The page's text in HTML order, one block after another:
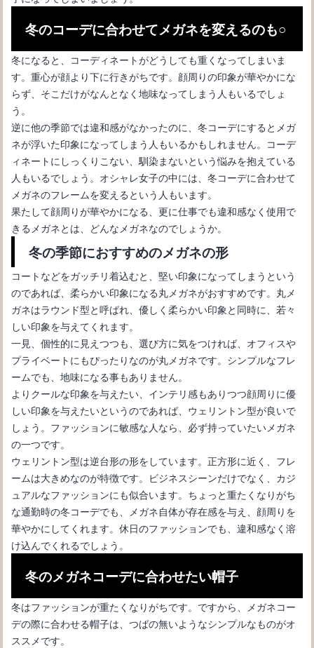
メガネのネジのゆるみを解消するには？購入店へ相談するのが一
番！
メガネをかけている高校生女子は必見！世間からどう思われてい
る？
メガネをかけている時にマスクをしても曇らない方法を知りたい
冬のコーデに合わせてメガネを変えるのも○
冬になると、コーディネートがどうしても重くなってしまいま
す。重心が顔より下に行きがちです。顔周りの印象が華やかにな
らず、そこだけがなんとなく地味なってしまう人もいるでしょ
う。
逆に他の季節では違和感がなかったのに、冬コーデにするとメガ
ネが浮いた印象になってしまう人もいるかもしれません。コーデ
ィネートにしっくりこない、馴染まないという悩みを抱えている
人もいるでしょう。オシャレ女子の中には、冬コーデに合わせて
メガネのフレームを変えるという人もいます。
果たして顔周りが華やかになる、更に仕事でも違和感なく使用で
きるメガネとは、どんなメガネなのでしょうか。
冬の季節におすすめのメガネの形
コートなどをガッチリ着込むと、堅い印象になってしまうという
のであれば、柔らかい印象になる丸メガネがおすすめです。丸メ
ガネはラウンド型と呼ばれ、優しく柔らかい印象と同時に、若々
しい印象を与えてくれます。
一見、個性的に見えつつも、選び方に気をつければ、オフィスや
プライベートにもぴったりなのが丸メガネです。シンプルなフレ
ームでも、地味になる事もありません。
よりクールな印象を与えたい、インテリ感もありつつ顔周りに優
しい印象を与えたいというのであれば、ウェリントン型が良いで
しょう。ファッションに敏感な人なら、必ず持っていたいメガネ
の一つです。
ウェリントン型は逆台形の形をしています。正方形に近く、フレ
ームは大きめなのが特徴です。ビジネスシーンだけでなく、カジ
ュアルなファッションにも似合います。ちょっと重たくなりがち
な通勤時の冬コーデでも、メガネ自体が存在感を与え、顔周りを
華やかにしてくれます。休日のファッションでも、違和感なく溶
け込んでくれるでしょう。
冬のメガネコーデに合わせたい帽子
冬はファッションが重たくなりがちです。ですから、メガネコー
デの際に合わせる帽子は、つばの無いようなシンプルなものがオ
ススメです。